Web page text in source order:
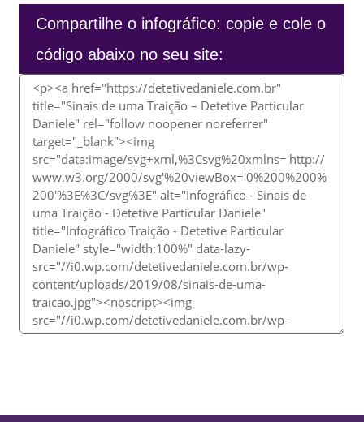
Compartilhe o infográfico: copie e cole o
código abaixo no seu site: